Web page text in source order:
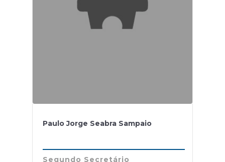
Paulo Jorge Seabra Sampaio
Segundo Secretário